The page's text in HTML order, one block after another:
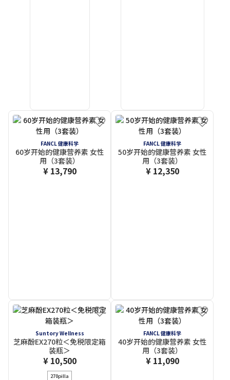
FANCL 健康科学
60岁开始的健康营养素 女性
用（3套装）
¥ 13,790
FANCL 健康科学
50岁开始的健康营养素 女性
用（3套装）
¥ 12,350
Suntory Wellness
芝麻酚EX270粒＜免税限定箱
装瓶＞
¥ 10,500
270pilla
FANCL 健康科学
40岁开始的健康营养素 女性
用（3套装）
¥ 11,090